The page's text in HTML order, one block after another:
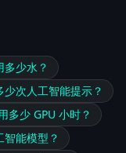
多少水？
少次人工智能提示？
多少 GPU 小时？
能模型？